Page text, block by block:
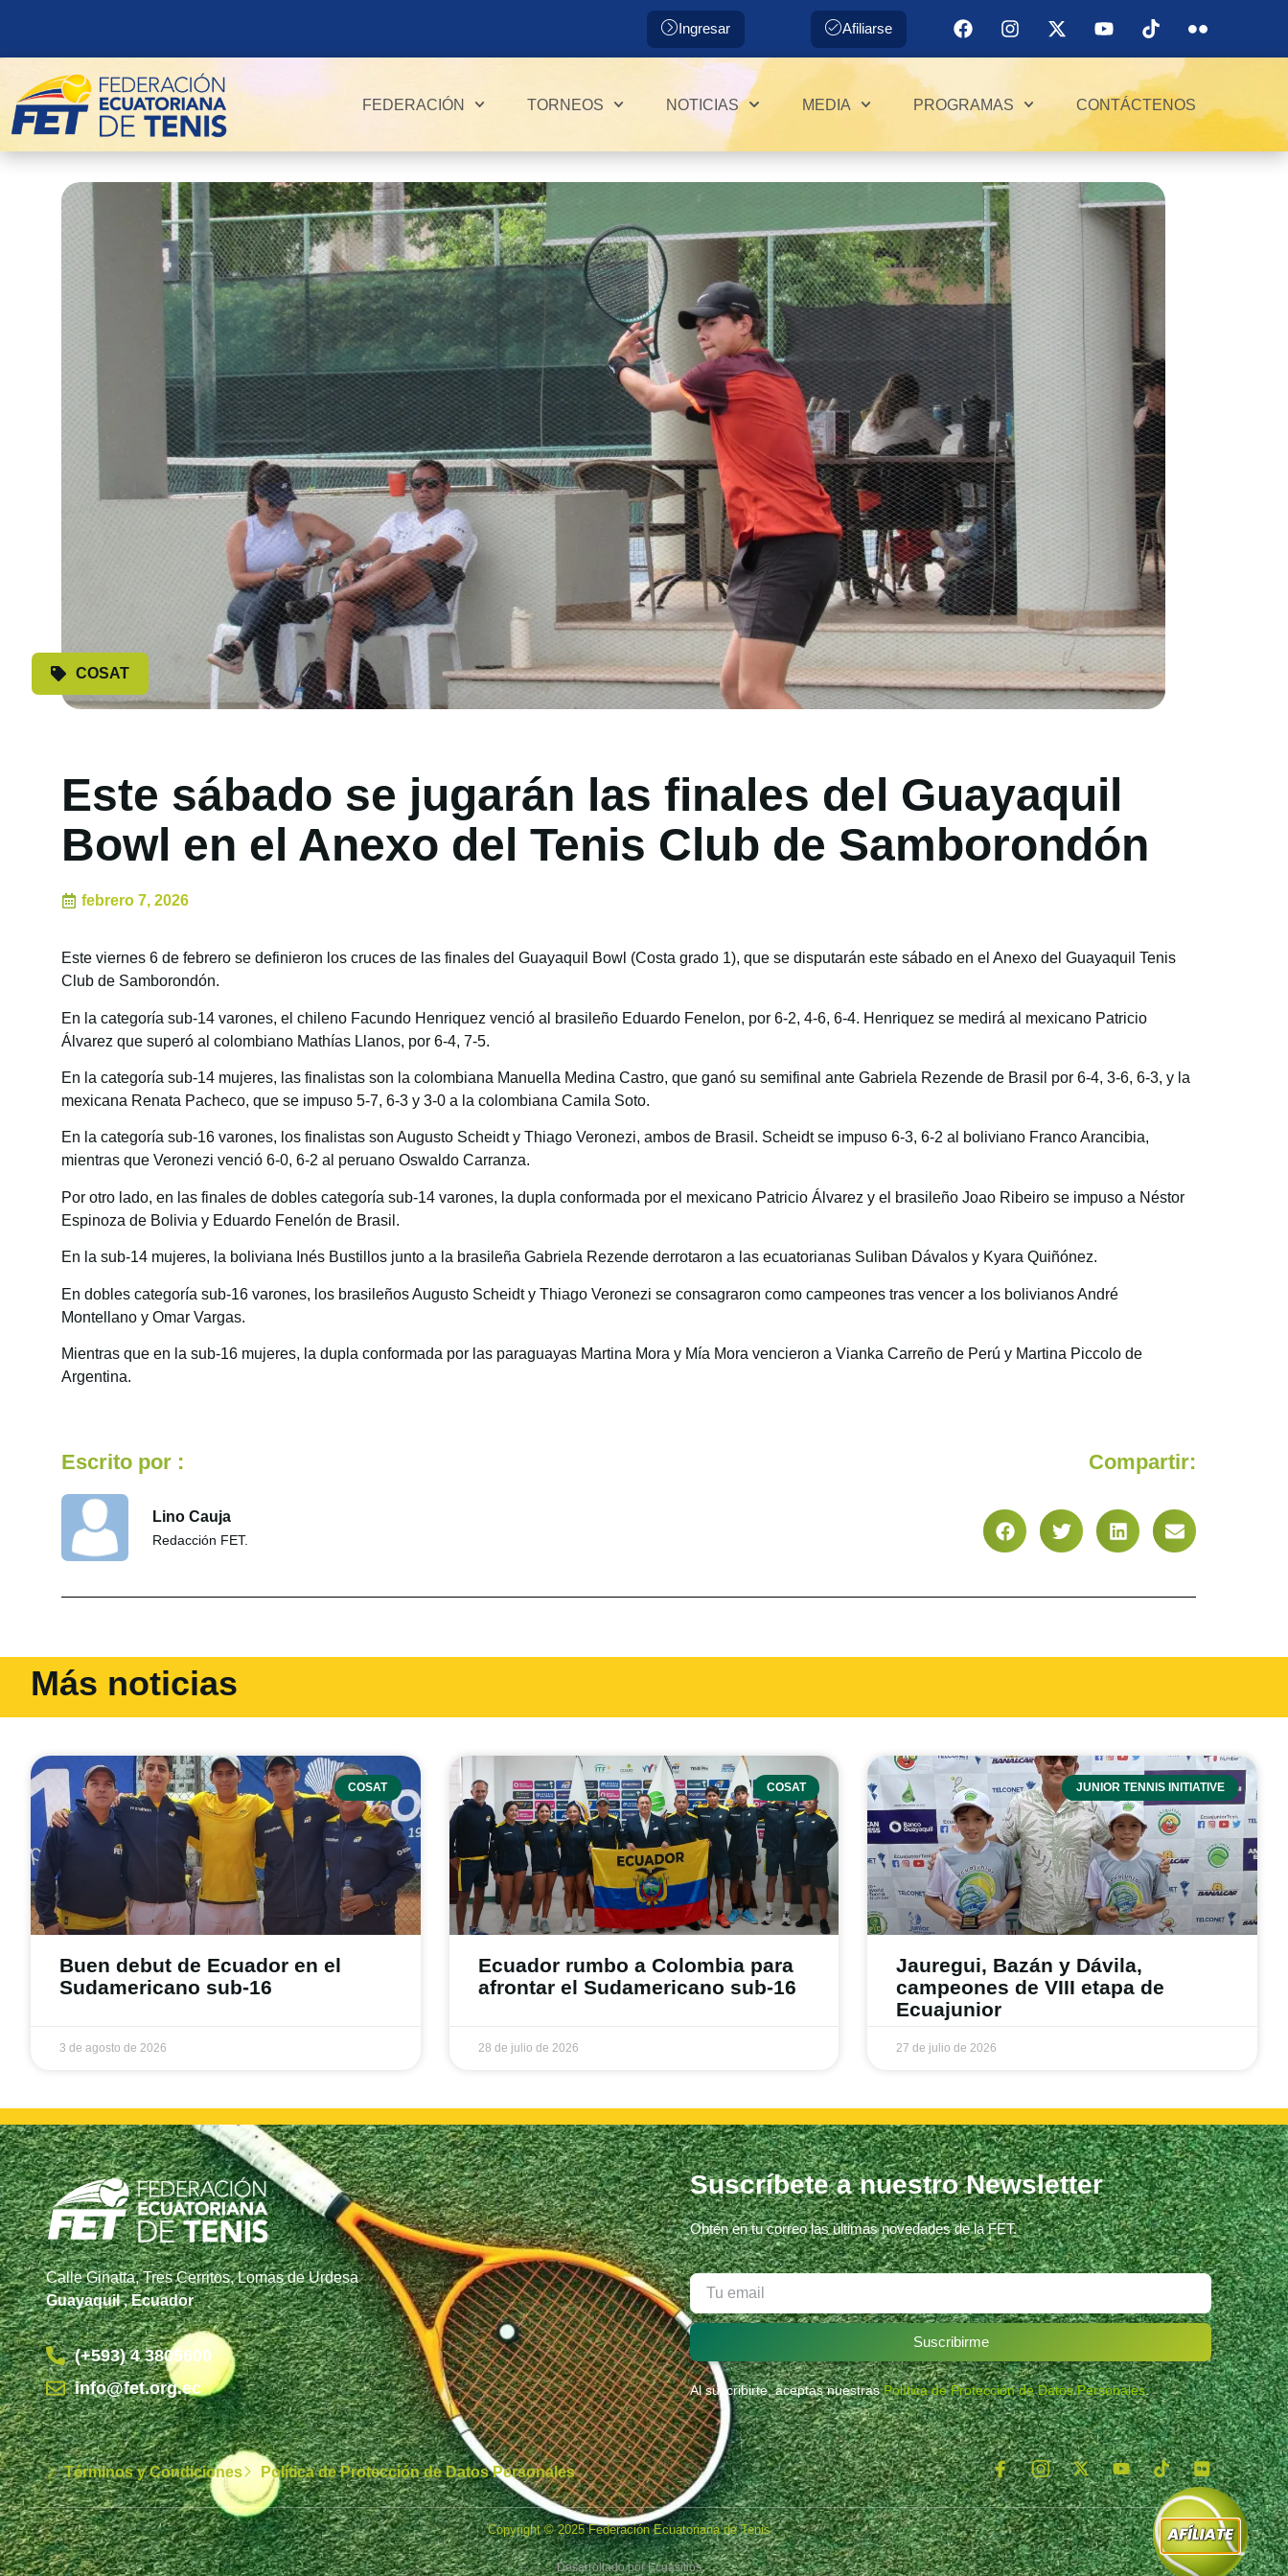
Ingresar Afiliarse
FEDERACIÓN TORNEOS NOTICIAS MEDIA PROGRAMAS CONTÁCTENOS
COSAT
Este sábado se jugarán las finales del Guayaquil
Bowl en el Anexo del Tenis Club de Samborondón
febrero 7, 2026
Este viernes 6 de febrero se definieron los cruces de las finales del Guayaquil Bowl (Costa grado 1), que se disputarán este sábado en el Anexo del Guayaquil Tenis
Club de Samborondón.
En la categoría sub-14 varones, el chileno Facundo Henriquez venció al brasileño Eduardo Fenelon, por 6-2, 4-6, 6-4. Henriquez se medirá al mexicano Patricio
Álvarez que superó al colombiano Mathías Llanos, por 6-4, 7-5.
En la categoría sub-14 mujeres, las finalistas son la colombiana Manuella Medina Castro, que ganó su semifinal ante Gabriela Rezende de Brasil por 6-4, 3-6, 6-3, y la
mexicana Renata Pacheco, que se impuso 5-7, 6-3 y 3-0 a la colombiana Camila Soto.
En la categoría sub-16 varones, los finalistas son Augusto Scheidt y Thiago Veronezi, ambos de Brasil. Scheidt se impuso 6-3, 6-2 al boliviano Franco Arancibia,
mientras que Veronezi venció 6-0, 6-2 al peruano Oswaldo Carranza.
Por otro lado, en las finales de dobles categoría sub-14 varones, la dupla conformada por el mexicano Patricio Álvarez y el brasileño Joao Ribeiro se impuso a Néstor
Espinoza de Bolivia y Eduardo Fenelón de Brasil.
En la sub-14 mujeres, la boliviana Inés Bustillos junto a la brasileña Gabriela Rezende derrotaron a las ecuatorianas Suliban Dávalos y Kyara Quiñónez.
En dobles categoría sub-16 varones, los brasileños Augusto Scheidt y Thiago Veronezi se consagraron como campeones tras vencer a los bolivianos André
Montellano y Omar Vargas.
Mientras que en la sub-16 mujeres, la dupla conformada por las paraguayas Martina Mora y Mía Mora vencieron a Vianka Carreño de Perú y Martina Piccolo de
Argentina.
Escrito por :
Lino Cauja
Redacción FET.
Compartir:
Más noticias
COSAT
Buen debut de Ecuador en el
Sudamericano sub-16
3 de agosto de 2026
COSAT
Ecuador rumbo a Colombia para
afrontar el Sudamericano sub-16
28 de julio de 2026
JUNIOR TENNIS INITIATIVE
Jauregui, Bazán y Dávila,
campeones de VIII etapa de
Ecuajunior
27 de julio de 2026
Calle Ginatta, Tres Cerritos, Lomas de Urdesa
Guayaquil , Ecuador
(+593) 4 3805600
info@fet.org.ec
Suscríbete a nuestro Newsletter
Obtén en tu correo las últimas novedades de la FET.
Suscribirme
Al suscribirte, aceptas nuestrasPolítica de Protección de Datos Personales.
Términos y Condiciones Política de Protección de Datos Personales
Copyright © 2025 Federación Ecuatoriana de Tenis
Desarrollado porEcuasitios